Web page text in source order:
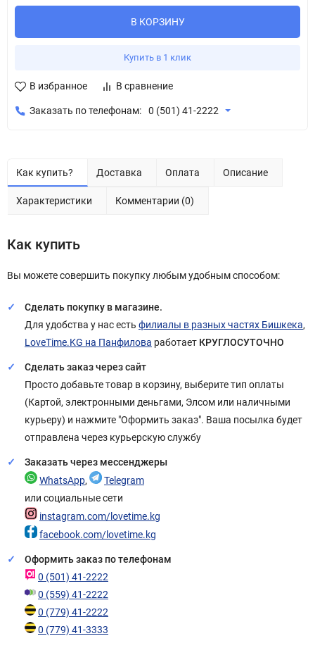
В КОРЗИНУ
Купить в 1 клик
В избранное В сравнение
Заказать по телефонам: 0 (501) 41-2222
Как купить? Доставка Оплата Описание
Характеристики Комментарии (0)
Как купить
Вы можете совершить покупку любым удобным способом:
Сделать покупку в магазине.
Для удобства у нас есть филиалы в разных частях Бишкека,
LoveTime.KG на Панфилова работает КРУГЛОСУТОЧНО
Сделать заказ через сайт
Просто добавьте товар в корзину, выберите тип оплаты
(Картой, электронными деньгами, Элсом или наличными
курьеру) и нажмите "Оформить заказ". Ваша посылка будет
отправлена через курьерскую службу
Заказать через мессенджеры
WhatsApp,
Telegram
или социальные сети
instagram.com/lovetime.kg
facebook.com/lovetime.kg
Оформить заказ по телефонам
0 (501) 41-2222
0 (559) 41-2222
0 (779) 41-2222
0 (779) 41-3333